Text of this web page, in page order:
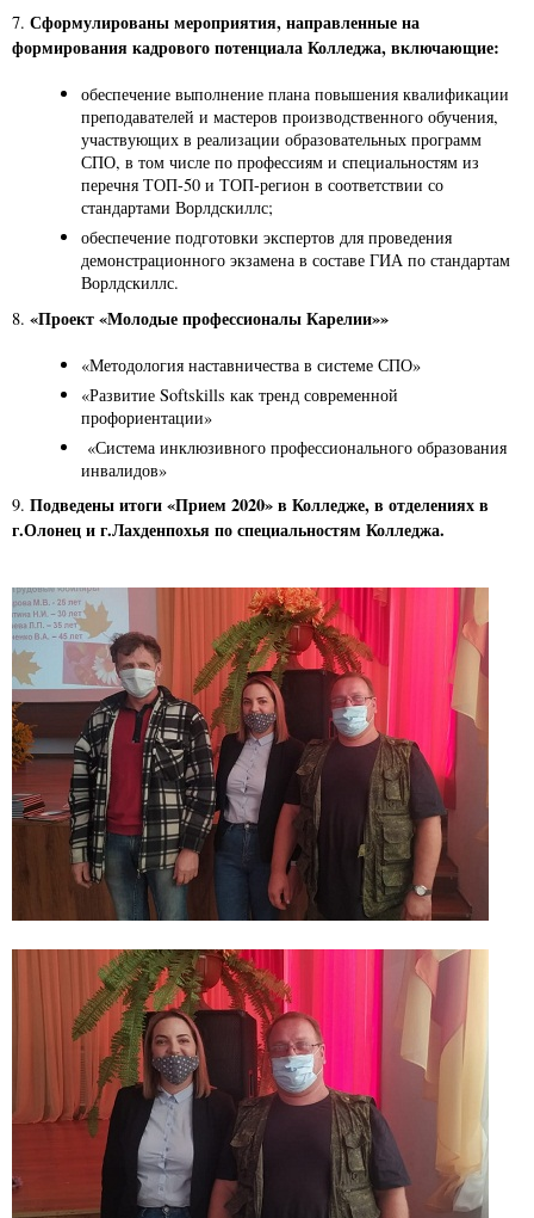
7. Сформулированы мероприятия, направленные на
формирования кадрового потенциала Колледжа, включающие:
обеспечение выполнение плана повышения квалификации
преподавателей и мастеров производственного обучения,
участвующих в реализации образовательных программ
СПО, в том числе по профессиям и специальностям из
перечня ТОП-50 и ТОП-регион в соответствии со
стандартами Ворлдскиллс;
обеспечение подготовки экспертов для проведения
демонстрационного экзамена в составе ГИА по стандартам
Ворлдскиллс.
8. «Проект «Молодые профессионалы Карелии»»
«Методология наставничества в системе СПО»
«Развитие Softskills как тренд современной
профориентации»
«Система инклюзивного профессионального образования
инвалидов»
9. Подведены итоги «Прием 2020» в Колледже, в отделениях в
г.Олонец и г.Лахденпохья по специальностям Колледжа.